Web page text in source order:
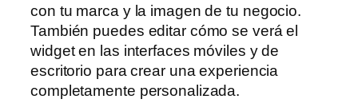
con tu marca y la imagen de tu negocio.
También puedes editar cómo se verá el
widget en las interfaces móviles y de
escritorio para crear una experiencia
completamente personalizada.